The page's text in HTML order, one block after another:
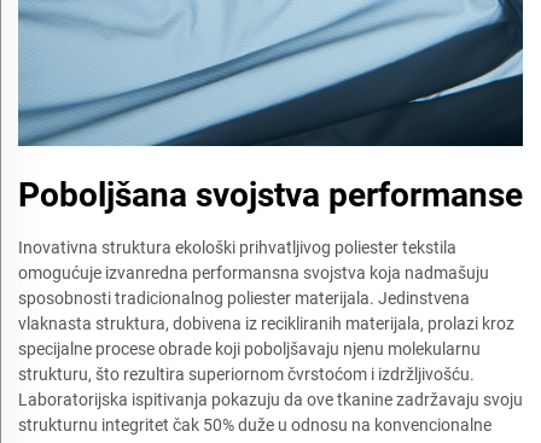
Poboljšana svojstva performanse
Inovativna struktura ekološki prihvatljivog poliester tekstila
omogućuje izvanredna performansna svojstva koja nadmašuju
sposobnosti tradicionalnog poliester materijala. Jedinstvena
vlaknasta struktura, dobivena iz recikliranih materijala, prolazi kroz
specijalne procese obrade koji poboljšavaju njenu molekularnu
strukturu, što rezultira superiornom čvrstoćom i izdržljivošću.
Laboratorijska ispitivanja pokazuju da ove tkanine zadržavaju svoju
strukturnu integritet čak 50% duže u odnosu na konvencionalne